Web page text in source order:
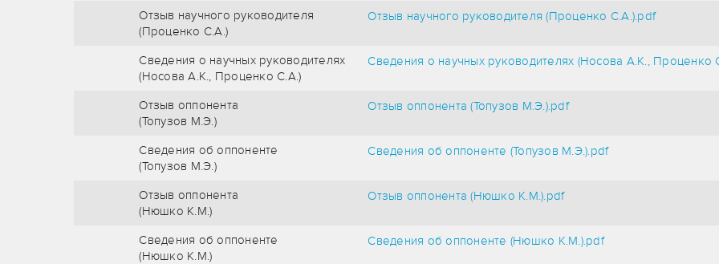
Отзыв научного руководителя
(Проценко С.А.)
Отзыв научного руководителя (Проценко С.А.).pdf
Сведения о научных руководителях
(Носова А.К., Проценко С.А.)
Сведения о научных руководителях (Носова А.К., Проценко
Отзыв оппонента
(Топузов М.Э.)
Отзыв оппонента (Топузов М.Э.).pdf
Сведения об оппоненте
(Топузов М.Э.)
Сведения об оппоненте (Топузов М.Э.).pdf
Отзыв оппонента
(Нюшко К.М.)
Отзыв оппонента (Нюшко К.М.).pdf
Сведения об оппоненте
(Нюшко К.М.)
Сведения об оппоненте (Нюшко К.М.).pdf